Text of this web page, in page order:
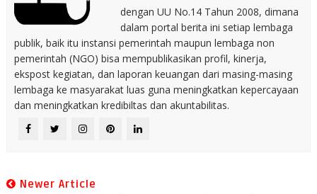
dengan UU No.14 Tahun 2008, dimana
dalam portal berita ini setiap lembaga
publik, baik itu instansi pemerintah maupun lembaga non
pemerintah (NGO) bisa mempublikasikan profil, kinerja,
ekspost kegiatan, dan laporan keuangan dari masing-masing
lembaga ke masyarakat luas guna meningkatkan kepercayaan
dan meningkatkan kredibiltas dan akuntabilitas.
Newer Article